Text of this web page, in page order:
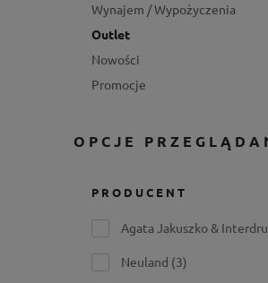
Wynajem / Wypożyczenia
Outlet
Nowości
Promocje
OPCJE
PRODUCENT
Agata Jakuszko &
Neuland (3)